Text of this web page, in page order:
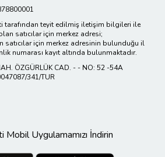
tarafından teyit edilmiş iletişim bilgileri ile
satıcılar için merkez adresi;
satıcılar için merkez adresinin bulunduğu il
numarası kayıt altında bulunmaktadır.
ÖZGÜRLÜK CAD. - - NO: 52 -54A
341/TUR
Mobil Uygulamamızı İndirin